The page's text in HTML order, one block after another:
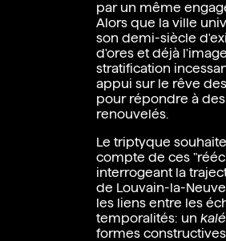
par un même
Alors que la ville
son demi-siècle
d'ores et déjà
stratification
appui sur le rêve
pour répondre à
renouvelés.
Le triptyque
compte de ces
interrogeant la
de Louvain-la-
les liens entre les
temporalités: un
formes